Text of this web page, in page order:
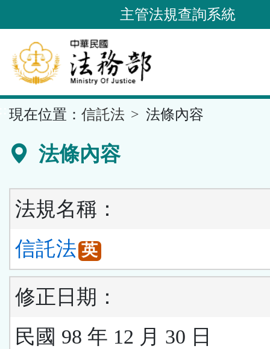
到
要
內
容
區
主管法規查詢系統
現在位置： 信託法 法條內容
法條內容
法規名稱：
信託法 英
修正日期：
民國 98 年 12 月 30 日